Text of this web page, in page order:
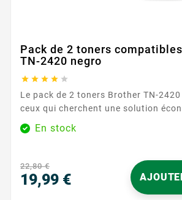
Pack de 2 toners compatibles
TN-2420 negro
    
Le pack de 2 toners Brother TN-
ceux qui cherchent une solution
leurs besoins d'impression. Avec une
3000 pages par toner, ce pack assure
principales : Couleur : Noir Capacité d'impression :
3000 pages par...
En stock
22,80 €
19,99 €